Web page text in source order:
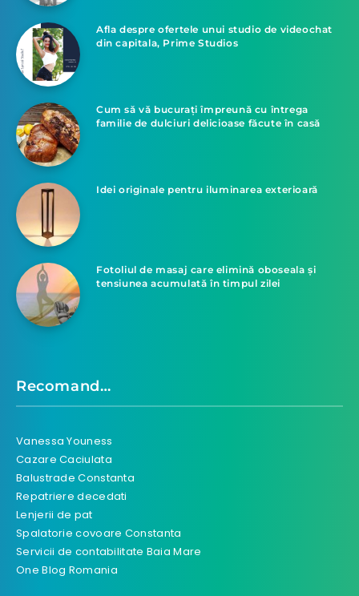
Afla despre ofertele unui studio de videochat
din capitala, Prime Studios
Cum să vă bucurați împreună cu întrega
familie de dulciuri delicioase făcute în casă
Idei originale pentru iluminarea exterioară
Fotoliul de masaj care elimină oboseala și
tensiunea acumulată în timpul zilei
Recomand…
Vanessa Youness
Cazare Caciulata
Balustrade Constanta
Repatriere decedati
Lenjerii de pat
Spalatorie covoare Constanta
Servicii de contabilitate Baia Mare
One Blog Romania